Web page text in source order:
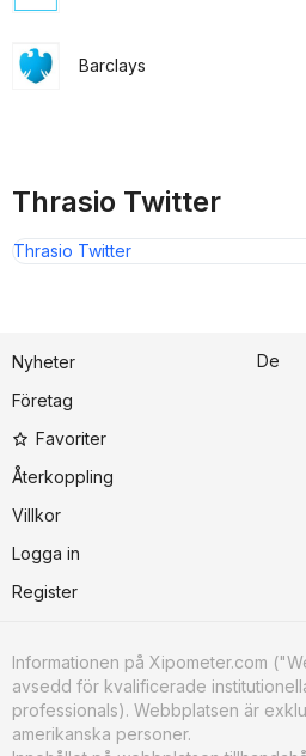
Barclays
Thrasio Twitter
Thrasio Twitter
Nyheter
Företag
Favoriter
Återkoppling
Villkor
Logga in
Register
De
Informationen på Xipometer.com
avsedd för kvalificerade
professionals). Webbplatsen är
amerikanska personer.